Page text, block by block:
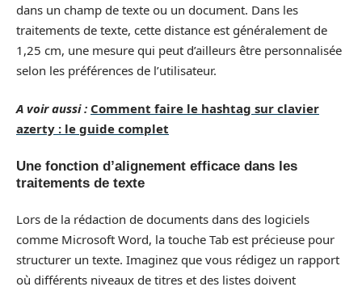
dans un champ de texte ou un document. Dans les
traitements de texte, cette distance est généralement de
1,25 cm, une mesure qui peut d’ailleurs être personnalisée
selon les préférences de l’utilisateur.
A voir aussi : Comment faire le hashtag sur clavier
azerty : le guide complet
Une fonction d’alignement efficace dans les
traitements de texte
Lors de la rédaction de documents dans des logiciels
comme Microsoft Word, la touche Tab est précieuse pour
structurer un texte. Imaginez que vous rédigez un rapport
où différents niveaux de titres et des listes doivent